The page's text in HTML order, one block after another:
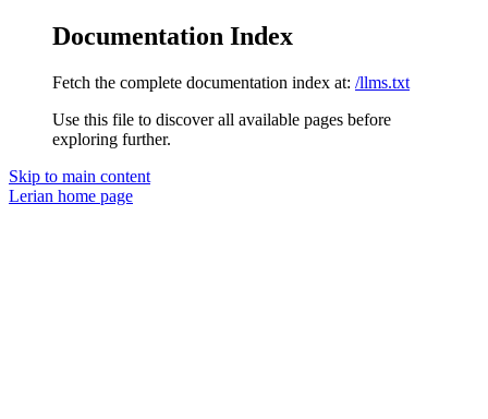
Documentation Index
Fetch the complete documentation index at: /llms.txt
Use this file to discover all available pages before
exploring further.
Skip to main content
Lerian home page